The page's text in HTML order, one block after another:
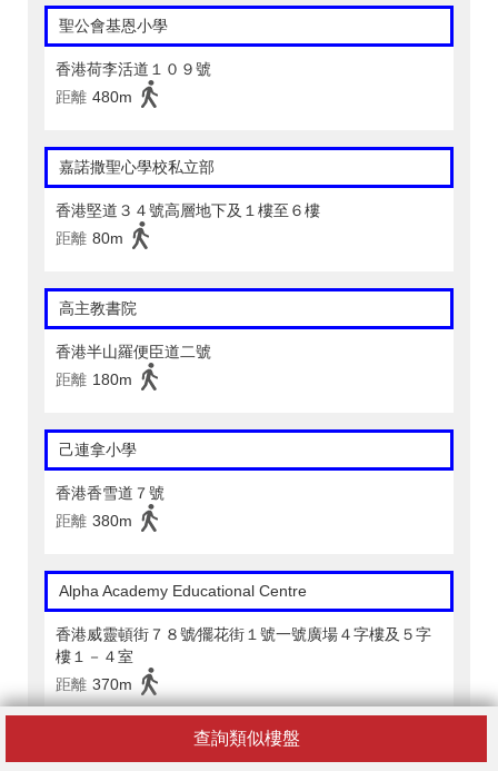
查詢類似樓盤
聖公會基恩小學
香港荷李活道１０９號
距離 480m
嘉諾撒聖心學校私立部
香港堅道３４號高層地下及１樓至６樓
距離 80m
高主教書院
香港半山羅便臣道二號
距離 180m
己連拿小學
香港香雪道７號
距離 380m
Alpha Academy Educational Centre
香港威靈頓街７８號∕擺花街１號一號廣場４字樓及５字
樓１－４室
距離 370m